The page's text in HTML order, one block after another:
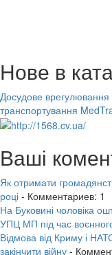
Нове в
Досудове врегулювання
транспортування
Ваші
Як отримати
році - Комментариев: 1
На Буковині чоловіка
УПЦ МП під час
Відмова від Криму і
закінчити війну -